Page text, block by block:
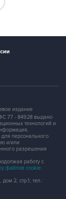
издание
77 - 84928 выдано
технологий и
персонального
и/или
разрешения
работу с
файлов cookie.
2, стр.1, тел.: